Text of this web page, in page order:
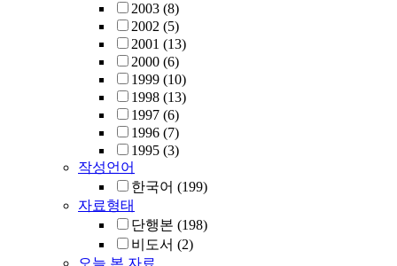
2003 (8)
2002 (5)
2001 (13)
2000 (6)
1999 (10)
1998 (13)
1997 (6)
1996 (7)
1995 (3)
작성언어
한국어 (199)
자료형태
단행본 (198)
비도서 (2)
오늘 본 자료